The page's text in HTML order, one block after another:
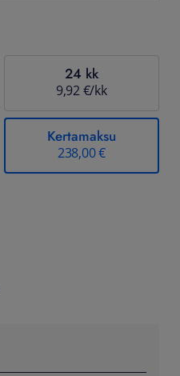
24 kk
9,92 €/kk
Kertamaksu
238,00 €